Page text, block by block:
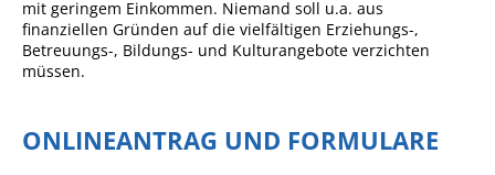
Mensa
Jugendhaus
mit geringem Einkommen. Niemand soll u.a. aus
finanziellen Gründen auf die vielfältigen Erziehungs-,
Betreuungs-, Bildungs- und Kulturangebote verzichten
müssen.
ONLINEANTRAG UND FORMULARE